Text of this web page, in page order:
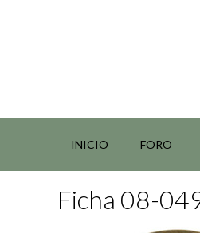
INICIO FORO
Ficha 08-